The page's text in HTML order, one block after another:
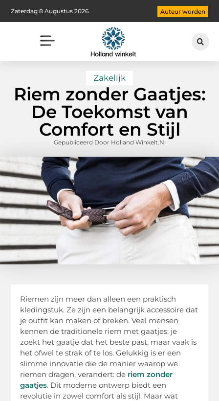
Zaterdag 8 Augustus 2026 Auteur worden
Zakelijk
Riem zonder Gaatjes:
De Toekomst van
Comfort en Stijl
Gepubliceerd Door Holland Winkelt.nl
Riemen zijn meer dan alleen een praktisch
kledingstuk. Ze zijn een belangrijk accessoire dat
je outfit kan maken of breken. Veel mensen
kennen de traditionele riem met gaatjes: je
zoekt het gaatje dat het beste past, maar vaak is
het ofwel te strak of te los. Gelukkig is er een
slimme innovatie die de manier waarop we
riemen dragen, verandert: de riem zonder
gaatjes. Dit moderne ontwerp biedt een
revolutie in zowel comfort als stijl. Maar wat